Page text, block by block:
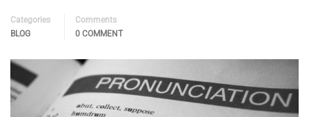
Categories
BLOG
Comments
0 COMMENT